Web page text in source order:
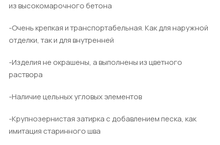
из высокомарочного бетона
-Очень крепкая и транспортабельная. Как для наружной
отделки, так и для внутренней
-Изделия не окрашены, а выполнены из цветного
раствора
-Наличие цельных угловых элементов
-Крупнозернистая затирка с добавлением песка, как
имитация старинного шва